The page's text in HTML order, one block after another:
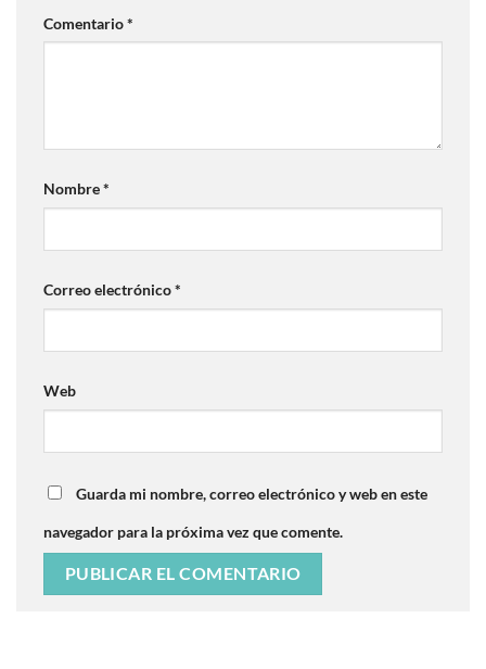
Comentario*
Nombre*
Correo electrónico*
Web
Guarda mi nombre, correo electrónico y web en este
navegador para la próxima vez que comente.